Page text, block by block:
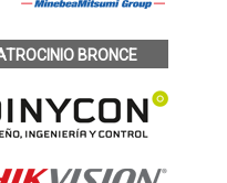
BRONCE